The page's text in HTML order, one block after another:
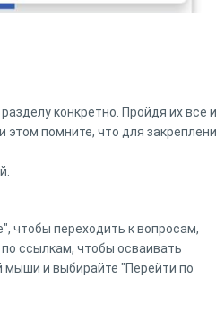
конкретно. Пройдя их все и
этом помните, что для
чтобы переходить к вопросам,
ссылкам, чтобы осваивать
мыши и выбирайте "Перейти по